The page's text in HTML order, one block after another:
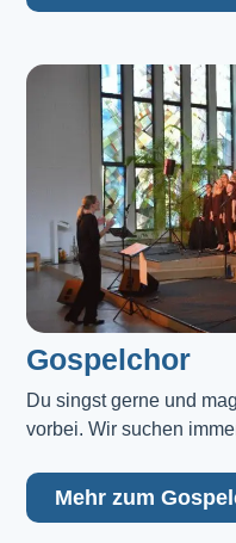
Gospelchor
Du singst gerne und
vorbei. Wir suchen
Mehr zum